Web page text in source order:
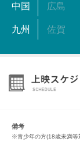
中国 広島
九州 佐賀
備考
※青少年の方(18歳未満等